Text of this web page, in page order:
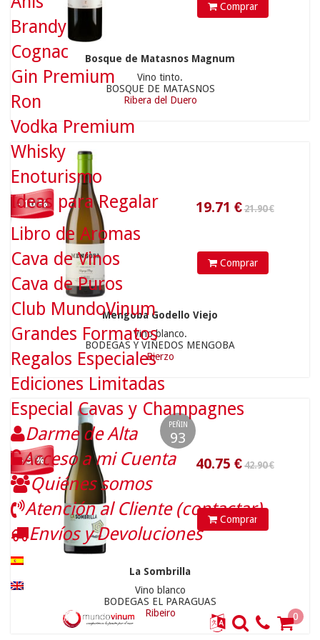
Comprar
Bosque de Matasnos Magnum
Vino tinto.
BOSQUE DE MATASNOS
Ribera del Duero
- 10 %
19.71€
Comprar
Mengoba Godello Viejo
Vino blanco.
BODEGAS Y VIÑEDOS MENGOBA
Bierzo
- 5 %
PEÑIN
93
Comprar
La Sombrilla
Vino blanco
BODEGAS EL PARAGUAS
Ribeiro
10.95 €
Brandy
Cognac
Gin Premium
Ron
Vodka Premium
Whisky
Enoturismo
Ideas para Regalar
Libro de Aromas
Cava de Vinos
Cava de Puros
Club MundoVinum
Grandes Formatos
Regalos Especiales
Ediciones Limitadas
Especial Cavas y Champagnes
Darme de Alta
Acceso a mi Cuenta
Quiénes somos
Atención al Cliente (contactar)
Envíos y Devoluciones
0